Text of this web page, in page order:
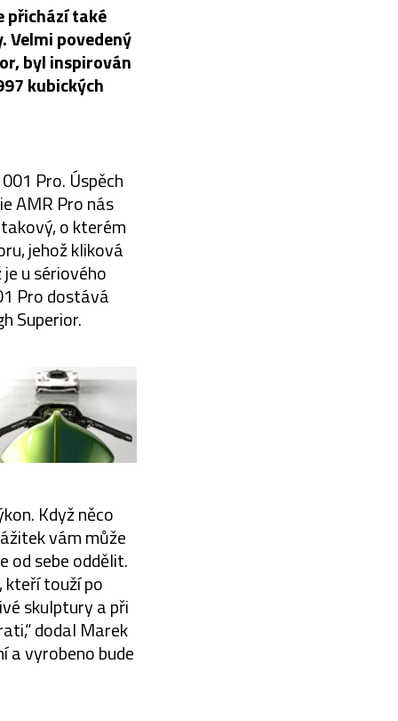
přichází také
Velmi povedený
byl inspirován
kubických
Pro. Úspěch
AMR Pro nás
o kterém
jehož kliková
u sériového
Pro dostává
Superior.
Když něco
vám může
od sebe oddělit.
kteří touží po
skulptury a při
dodal Marek
a vyrobeno bude